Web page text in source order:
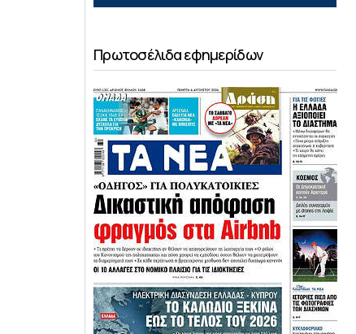
Πρωτοσέλιδα εφημερίδων